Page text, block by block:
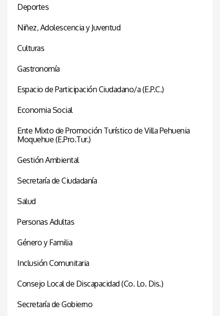
Deportes
Niñez, Adolescencia y Juventud
Culturas
Gastronomía
Espacio de Participación Ciudadano/a (E.P.C.)
Economia Social
Ente Mixto de Promoción Turístico de Villa Pehuenia
Moquehue (E.Pro.Tur.)
Gestión Ambiental
Secretaría de Ciudadanía
Salud
Personas Adultas
Género y Familia
Inclusión Comunitaria
Consejo Local de Discapacidad (Co. Lo. Dis.)
Secretaría de Gobierno